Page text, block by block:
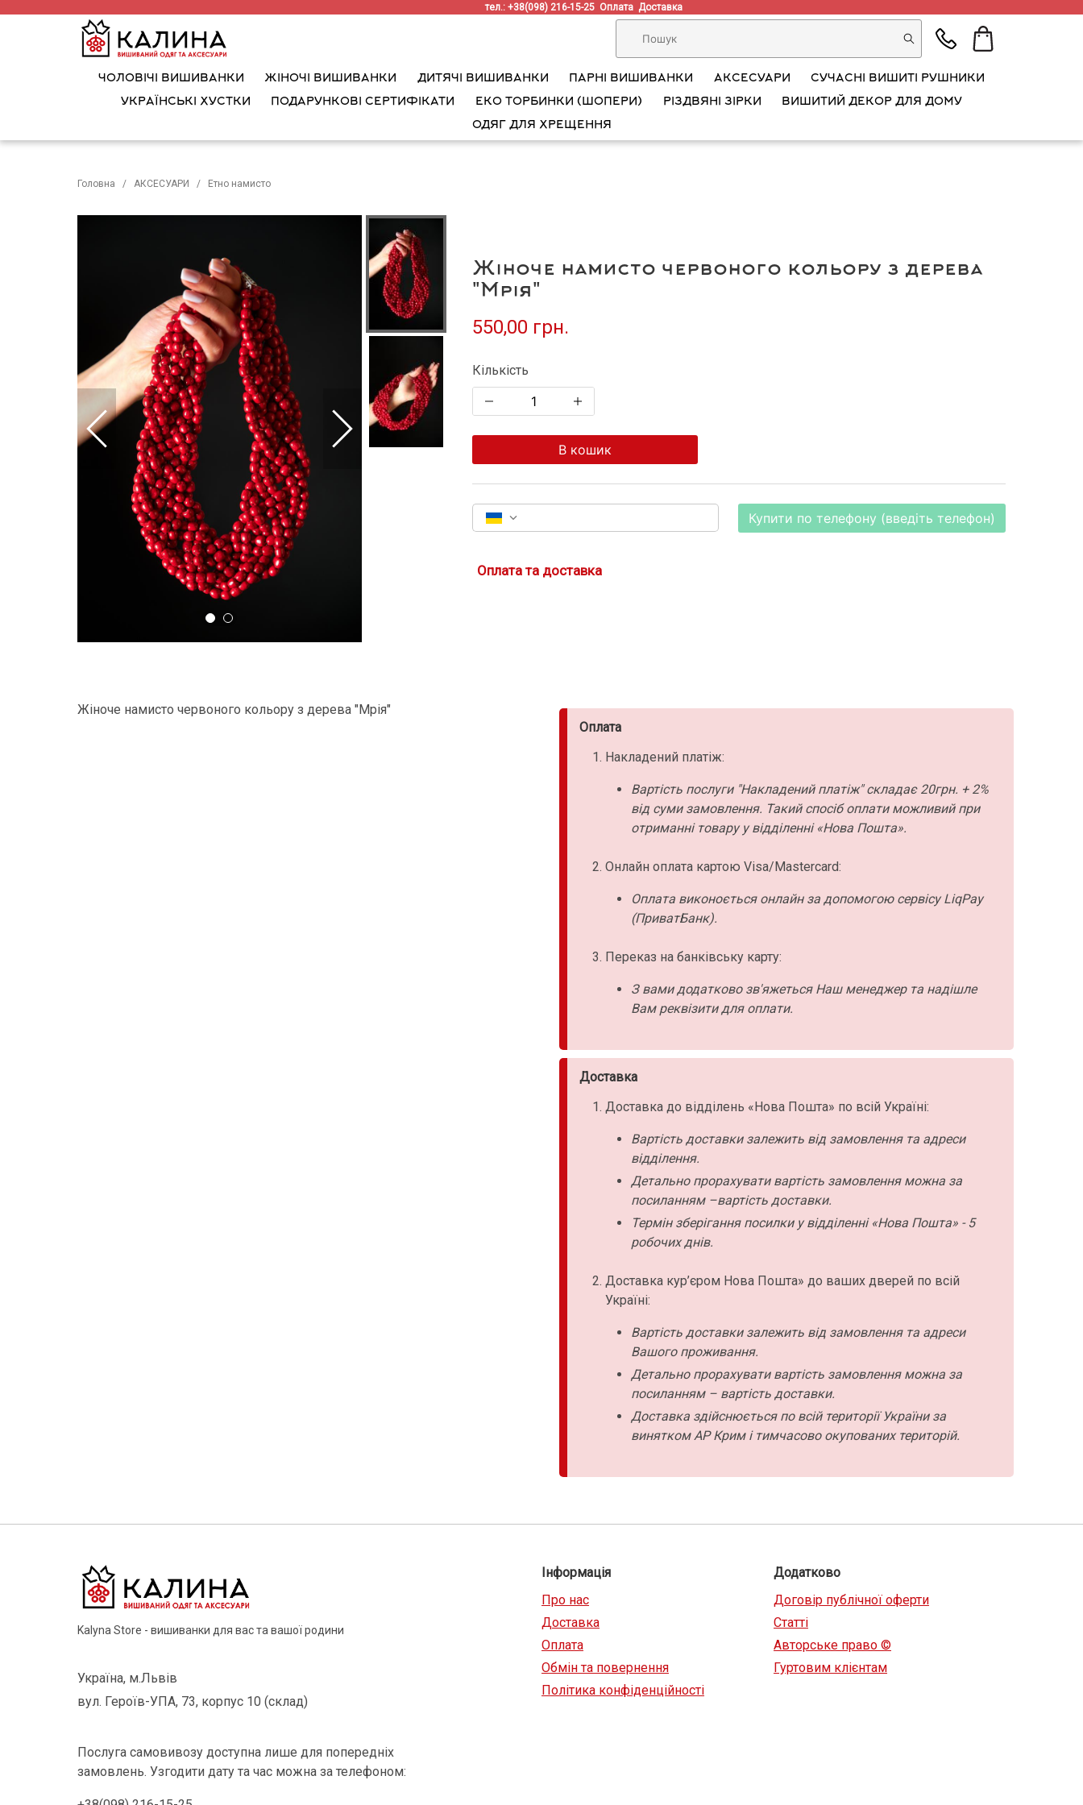
тел.: +38(098) 216-15-25 Оплата Доставка
ЧОЛОВІЧІ ВИШИВАНКИ ЖІНОЧІ ВИШИВАНКИ ДИТЯЧІ ВИШИВАНКИ ПАРНІ ВИШИВАНКИ АКСЕСУАРИ
СУЧАСНІ ВИШИТІ РУШНИКИ
УКРАЇНСЬКІ ХУСТКИ
ПОДАРУНКОВІ СЕРТИФІКАТИ ЕКО ТОРБИНКИ (ШОПЕРИ) РІЗДВЯНІ ЗІРКИ
ВИШИТИЙ ДЕКОР ДЛЯ ДОМУ
ОДЯГ ДЛЯ ХРЕЩЕННЯ
Головна АКСЕСУАРИ Етно намисто
Жіноче намисто червоного кольору з дерева
"Мрія"
550,00 грн.
Кількість
В кошик
Купити по телефону (введіть телефон)
Оплата та доставка
Жіноче намисто червоного кольору з дерева "Мрія"
Оплата
Накладений платіж:
Вартість послуги "Накладений платіж" складає 20грн. + 2%
від суми замовлення. Такий спосіб оплати можливий при
отриманні товару у відділенні «Нова Пошта».
Онлайн оплата картою Visa/Mastercard:
Оплата виконоється онлайн за допомогою сервісу LiqPay
(ПриватБанк).
Переказ на банківську карту:
З вами додатково зв'яжеться Наш менеджер та надішле
Вам реквізити для оплати.
Доставка
Доставка до відділень «Нова Пошта» по всій Україні:
Вартість доставки залежить від замовлення та адреси
відділення.
Детально прорахувати вартість замовлення можна за
посиланням –вартість доставки.
Термін зберігання посилки у відділенні «Нова Пошта» - 5
робочих днів.
Доставка кур’єром Нова Пошта» до ваших дверей по всій
Україні:
Вартість доставки залежить від замовлення та адреси
Вашого проживання.
Детально прорахувати вартість замовлення можна за
посиланням – вартість доставки.
Доставка здійснюється по всій території України за
винятком АР Крим і тимчасово окупованих територій.
Kalyna Store - вишиванки для вас та вашої родини
Україна, м.Львів
вул. Героїв-УПА, 73, корпус 10 (склад)
Послуга самовивозу доступна лише для попередніх
замовлень. Узгодити дату та час можна за телефоном:
Інформація
Про нас
Доставка
Оплата
Обмін та повернення
Політика конфіденційності
Додатково
Договір публічної оферти
Статті
Авторське право ©
Гуртовим клієнтам